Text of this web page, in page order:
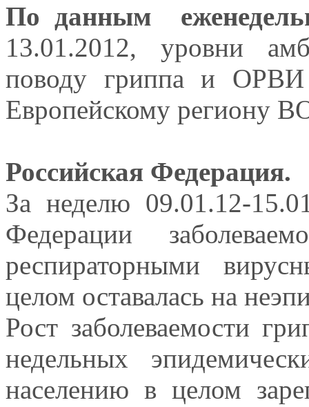
По данным
13.01.2012, уровни
поводу гриппа и ОРВИ
Европейскому региону
Российская Федерация.
За неделю 09.01.12-
Федерации
респираторными
целом оставалась на
Рост заболеваемости
недельных
населению в целом